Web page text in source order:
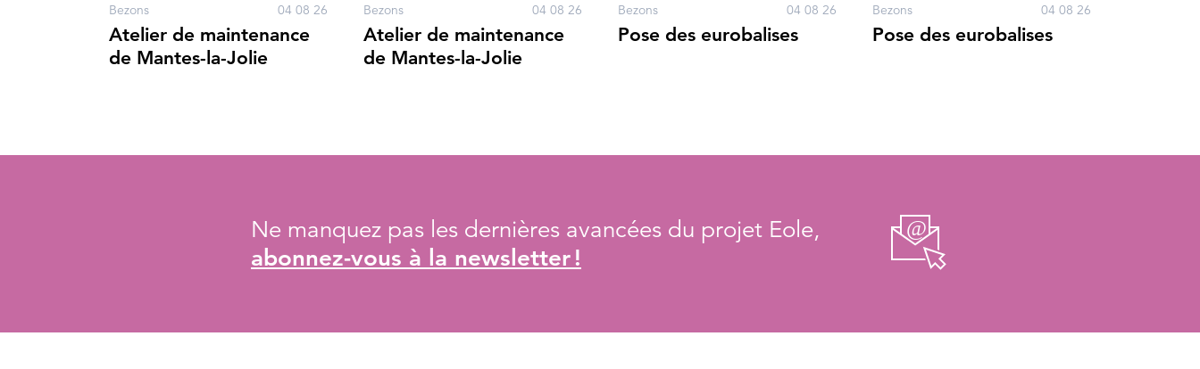
Bezons 04 08 26
Atelier de maintenance
de Mantes-la-Jolie
Bezons 04 08 26
Atelier de maintenance
de Mantes-la-Jolie
Bezons 04 08 26
Pose des eurobalises
Bezons 04 08 26
Pose des eurobalises
Ne manquez pas les dernières avancées du projet Eole,
abonnez-vous à la newsletter !